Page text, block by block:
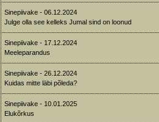
Sinepiivake - 06.12.2024
Julge olla see kelleks Jumal sind on loonud
Sinepiivake - 17.12.2024
Meeleparandus
Sinepiivake - 26.12.2024
Kuidas mitte läbi põleda?
Sinepiivake - 10.01.2025
Elukõrkus